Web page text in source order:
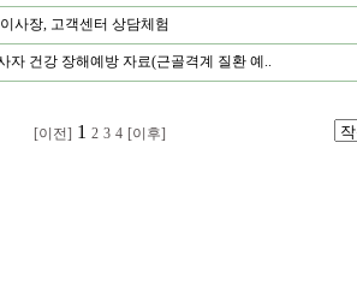
사장, 고객센터 상담체험
자 건강 장해예방 자료(근골격계 질환 예..
[이전] 1 2 3 4 [이후]